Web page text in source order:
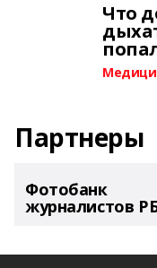
Что
Партнеры
Фотобанк
журналистов